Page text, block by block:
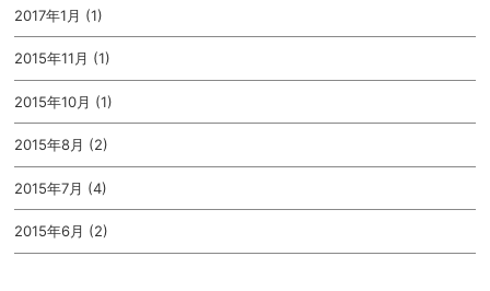
2017年1月 (1)
2015年11月 (1)
2015年10月 (1)
2015年8月 (2)
2015年7月 (4)
2015年6月 (2)